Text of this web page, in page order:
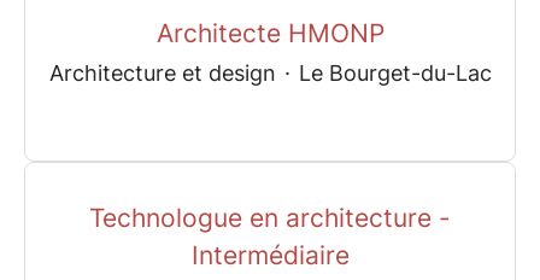
Architecte HMONP
Architecture et design · Le Bourget-du-Lac
Technologue en architecture -
Intermédiaire